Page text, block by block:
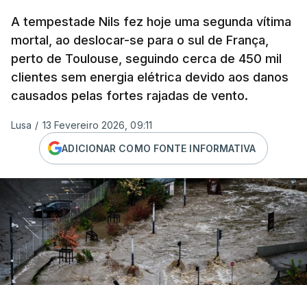
A tempestade Nils fez hoje uma segunda vítima
mortal, ao deslocar-se para o sul de França,
perto de Toulouse, seguindo cerca de 450 mil
clientes sem energia elétrica devido aos danos
causados pelas fortes rajadas de vento.
Lusa / 13 Fevereiro 2026, 09:11
ADICIONAR COMO FONTE INFORMATIVA